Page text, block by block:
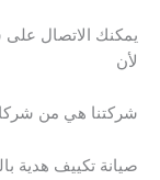
يمكنك الاتصال على
لأن
شركتنا هي من
صيانة تكييف هدية